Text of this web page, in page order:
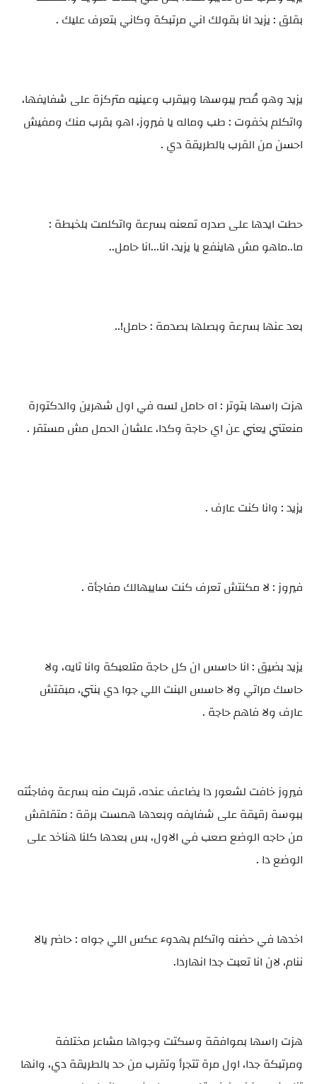
بقلق : يزيد انا بقولك اني مرتبكة وكاني بتعرف عليك .
يزيد وهو مُصر يبوسها وبيقرب وعينيه متركزة على شفايفها،
واتكلم بخفوت : طب وماله يا فيروز، اهو بقرب منك ومفيش
احسن من القرب بالطريقة دي .
حطت ايدها على صدره تمعنه بسرعة واتكلمت بلخبطة :
ما..ماهو مش هاينفع يا يزيد، انا...انا حامل..
بعد عنها بسرعة وبصلها بصدمة : حامل!..
هزت راسها بتوتر : اه حامل لسه في اول شهرين والدكتورة
منعتني يعني عن اي حاجة وكدا، علشان الحمل مش مستقر .
يزيد : وانا كنت عارف .
فيروز : لا مكنتش تعرف كنت سايبهالك مفاجأة .
يزيد بضيق : انا حاسس ان كل حاجة متلعبكة وانا تايه، ولا
حاسك مراتي ولا حاسس البنت اللي جوا دي بنتي، مبقتش
عارف ولا فاهم حاجة .
فيروز خافت لشعور دا يضاعف عنده، قربت منه بسرعة وفاجئته
ببوسة رقيقة على شفايفه وبعدها همست برقة : متقلقش
من حاجه الوضع صعب في الاول، بس بعدها كلنا هناخد على
الوضع دا .
اخدها في حضنه واتكلم بهدوء عكس اللي جواه : حاضر يالا
ننام، لان انا تعبت جدا انهاردا.
هزت راسها بموافقة وسكتت وجواها مشاعر مختلفة
ومرتبكة جدا، اول مرة تتجرأ وتقرب من حد بالطريقة دي، وانها